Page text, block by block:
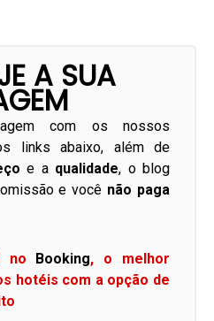
A SUA
com os nossos
links abaixo, além de
e a qualidade, o blog
e você não paga
no Booking, o melhor
hotéis com a opção de